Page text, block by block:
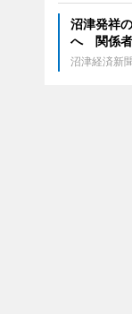
沼津発祥
へ 関係者
沼津経済新